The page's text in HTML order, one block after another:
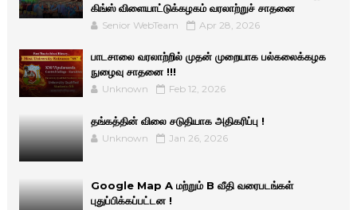
கிங்ஸ் விளையாட்டுக்கழகம் வரலாற்றுச் சாதனை
Senior WebTeam Apr 28, 2026
பாடசாலை வரலாற்றில் முதன் முறையாக பல்கலைக்கழக
நுழைவு சாதனை !!!
Unknown Feb 12, 2026
தங்கத்தின் விலை சடுதியாக அதிகரிப்பு !
Unknown Jan 26, 2026
Google Map A மற்றும் B வீதி வரைபடங்கள்
புதுப்பிக்கப்பட்டன !